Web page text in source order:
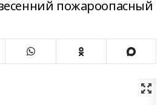
пожароопасный